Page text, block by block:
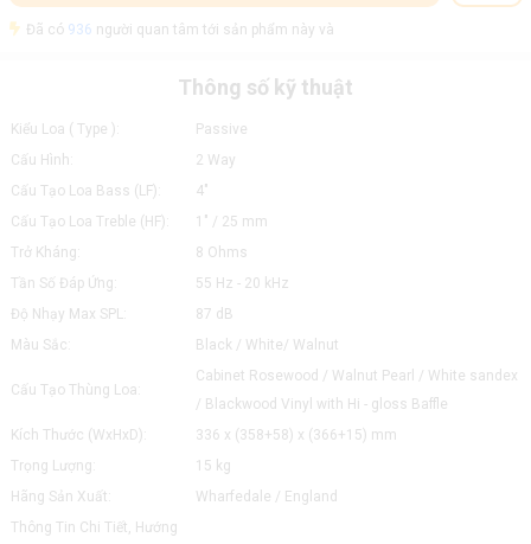
Đã có 936 người quan tâm tới sản phẩm này và
Thông số kỹ thuật
Kiểu Loa ( Type ):
Passive
Cấu Hình:
2 Way
Cấu Tạo Loa Bass (LF):
4"
Cấu Tạo Loa Treble (HF):
1" / 25 mm
Trở Kháng:
8 Ohms
Tần Số Đáp Ứng:
55 Hz - 20 kHz
Độ Nhạy Max SPL:
87 dB
Màu Sắc:
Black / White/ Walnut
Cấu Tạo Thùng Loa:
Cabinet Rosewood / Walnut Pearl / White sandex
/ Blackwood Vinyl with Hi - gloss Baffle
Kích Thước (WxHxD):
336 x (358+58) x (366+15) mm
Trọng Lượng:
15 kg
Hãng Sản Xuất:
Wharfedale / England
Thông Tin Chi Tiết, Hướng